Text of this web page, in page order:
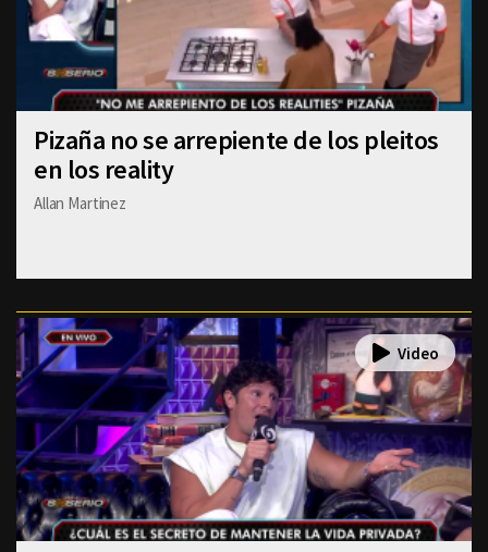
Pizaña no se arrepiente de los pleitos
en los reality
Allan Martinez